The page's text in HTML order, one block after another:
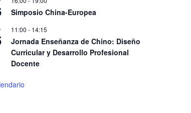
Simposio China-Europea
11:00 - 14:15
Jornada Enseñanza de Chino: Diseño
Curricular y Desarrollo Profesional
Docente